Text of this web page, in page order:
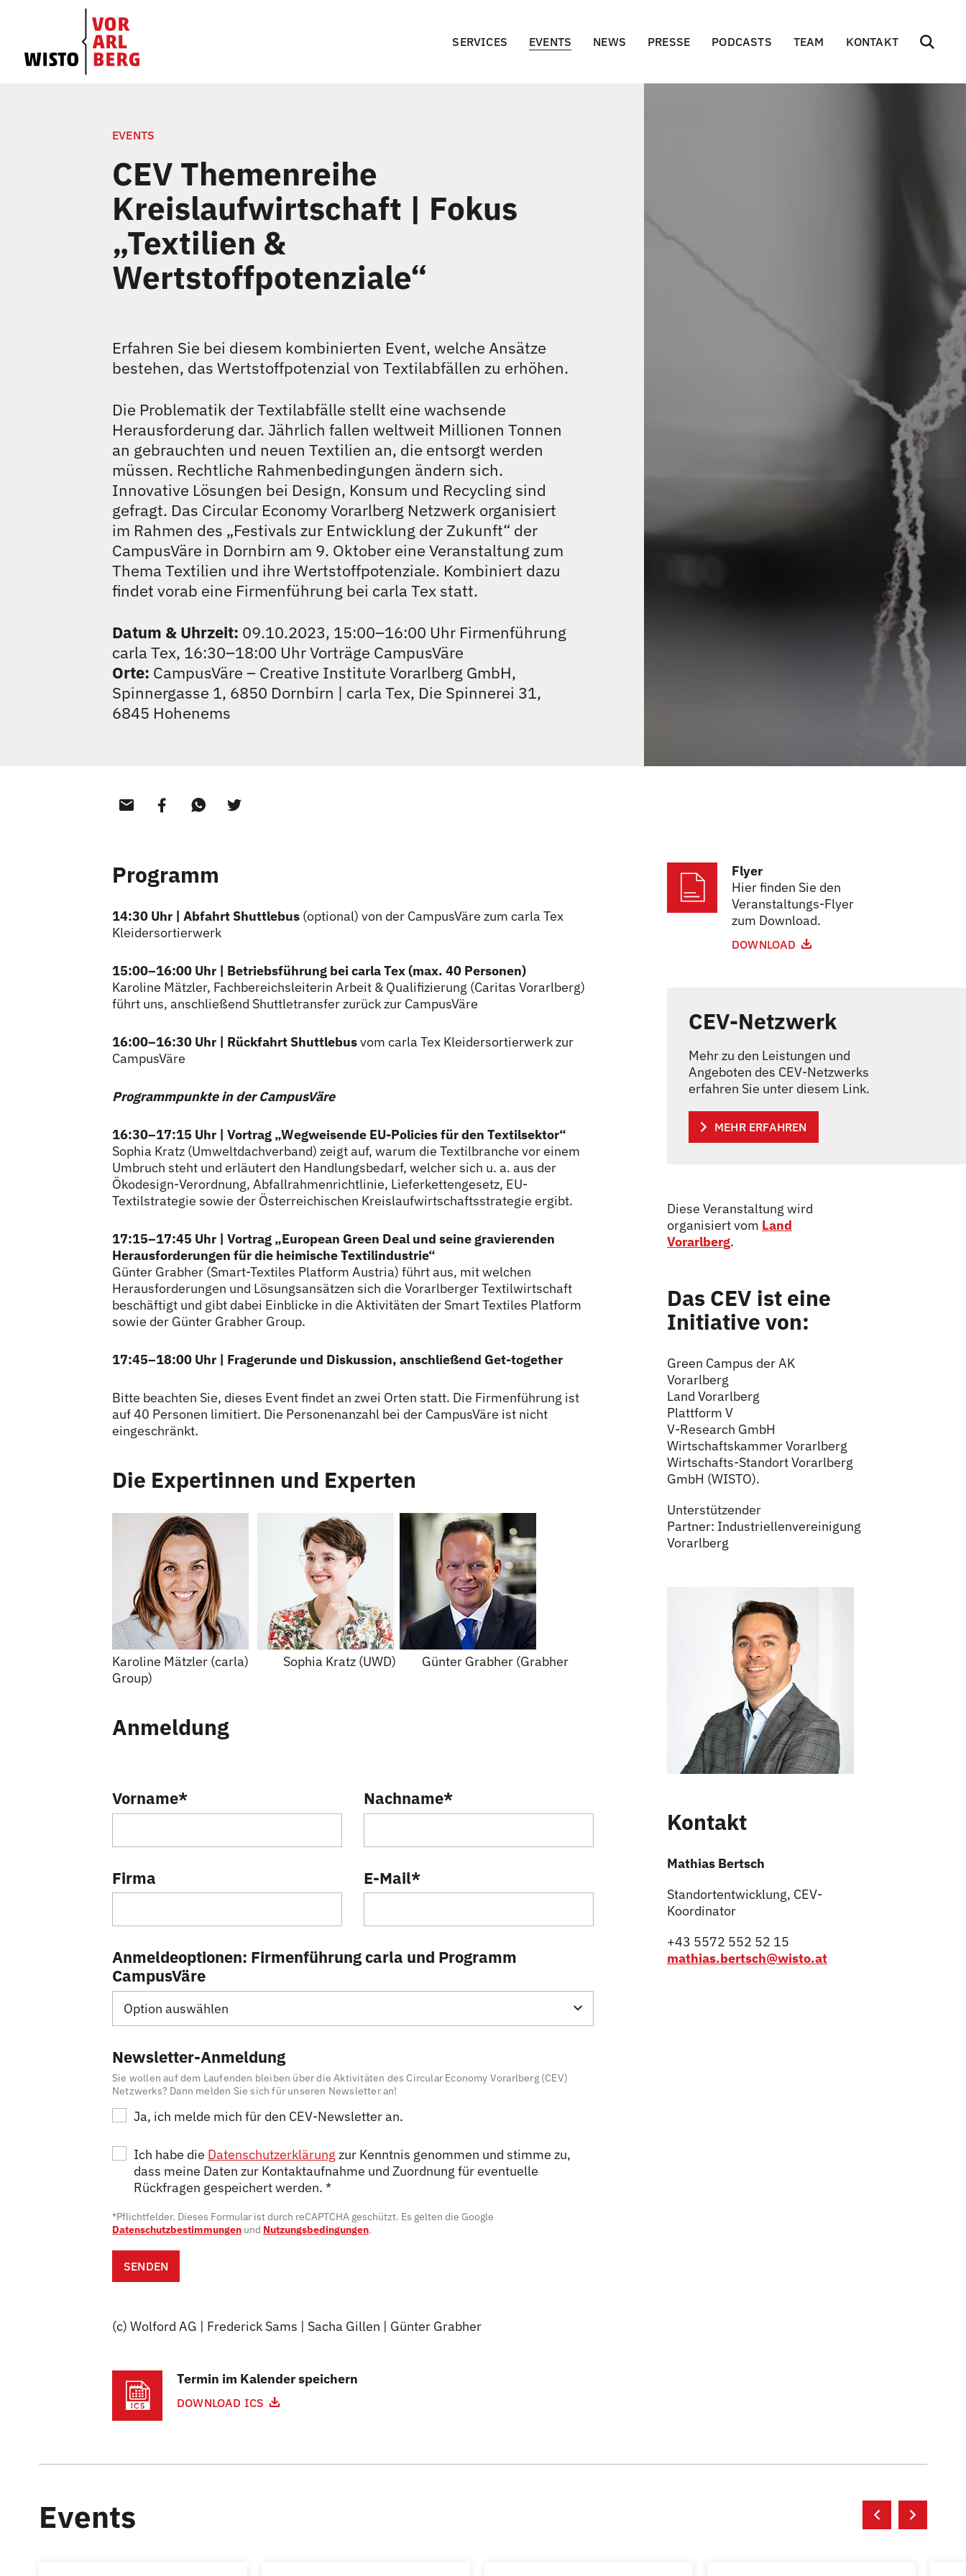
SERVICES EVENTS NEWS PRESSE PODCASTS TEAM KONTAKT
EVENTS
CEV Themenreihe
Kreislaufwirtschaft | Fokus
„Textilien &
Wertstoffpotenziale“
Erfahren Sie bei diesem kombinierten Event, welche Ansätze
bestehen, das Wertstoffpotenzial von Textilabfällen zu erhöhen.
Die Problematik der Textilabfälle stellt eine wachsende
Herausforderung dar. Jährlich fallen weltweit Millionen Tonnen
an gebrauchten und neuen Textilien an, die entsorgt werden
müssen. Rechtliche Rahmenbedingungen ändern sich.
Innovative Lösungen bei Design, Konsum und Recycling sind
gefragt. Das Circular Economy Vorarlberg Netzwerk organisiert
im Rahmen des „Festivals zur Entwicklung der Zukunft“ der
CampusVäre in Dornbirn am 9. Oktober eine Veranstaltung zum
Thema Textilien und ihre Wertstoffpotenziale. Kombiniert dazu
findet vorab eine Firmenführung bei carla Tex statt.
Datum & Uhrzeit: 09.10.2023, 15:00–16:00 Uhr Firmenführung
carla Tex, 16:30–18:00 Uhr Vorträge CampusVäre
Orte: CampusVäre – Creative Institute Vorarlberg GmbH,
Spinnergasse 1, 6850 Dornbirn | carla Tex, Die Spinnerei 31,
6845 Hohenems
Programm
14:30 Uhr | Abfahrt Shuttlebus (optional) von der CampusVäre zum carla Tex
Kleidersortierwerk
15:00–16:00 Uhr | Betriebsführung bei carla Tex (max. 40 Personen)
Karoline Mätzler, Fachbereichsleiterin Arbeit & Qualifizierung (Caritas Vorarlberg)
führt uns, anschließend Shuttletransfer zurück zur CampusVäre
16:00–16:30 Uhr | Rückfahrt Shuttlebusvom carla Tex Kleidersortierwerk zur
CampusVäre
Programmpunkte in der CampusVäre
16:30–17:15 Uhr | Vortrag „Wegweisende EU-Policies für den Textilsektor“
Sophia Kratz (Umweltdachverband) zeigt auf, warum die Textilbranche vor einem
Umbruch steht und erläutert den Handlungsbedarf, welcher sich u. a. aus der
Ökodesign-Verordnung, Abfallrahmenrichtlinie, Lieferkettengesetz, EU-
Textilstrategie sowie der Österreichischen Kreislaufwirtschaftsstrategie ergibt.
17:15–17:45 Uhr | Vortrag „European Green Deal und seine gravierenden
Herausforderungen für die heimische Textilindustrie“
Günter Grabher (Smart-Textiles Platform Austria) führt aus, mit welchen
Herausforderungen und Lösungsansätzen sich die Vorarlberger Textilwirtschaft
beschäftigt und gibt dabei Einblicke in die Aktivitäten der Smart Textiles Platform
sowie der Günter Grabher Group.
17:45–18:00 Uhr | Fragerunde und Diskussion, anschließend Get-together
Bitte beachten Sie, dieses Event findet an zwei Orten statt. Die Firmenführung ist
auf 40 Personen limitiert. Die Personenanzahl bei der CampusVäre ist nicht
eingeschränkt.
Die Expertinnen und Experten
Karoline Mätzler (carla) Sophia Kratz (UWD) Günter Grabher (Grabher
Group)
Anmeldung
Vorname* Nachname*
Firma E-Mail*
Anmeldeoptionen: Firmenführung carla und Programm
CampusVäre
Option auswählen
Newsletter-Anmeldung
Sie wollen auf dem Laufenden bleiben über die Aktivitäten des Circular Economy Vorarlberg (CEV)
Netzwerks? Dann melden Sie sich für unseren Newsletter an!
Ja, ich melde mich für den CEV-Newsletter an.
Ich habe die Datenschutzerklärung zur Kenntnis genommen und stimme zu,
dass meine Daten zur Kontaktaufnahme und Zuordnung für eventuelle
Rückfragen gespeichert werden. *
*Pflichtfelder. Dieses Formular ist durch reCAPTCHA geschützt. Es gelten die Google
Datenschutzbestimmungen und Nutzungsbedingungen.
SENDEN
(c) Wolford AG | Frederick Sams | Sacha Gillen | Günter Grabher
Termin im Kalender speichern
DOWNLOAD ICS
Flyer
Hier finden Sie den
Veranstaltungs-Flyer
zum Download.
DOWNLOAD
CEV-Netzwerk
Mehr zu den Leistungen und
Angeboten des CEV-Netzwerks
erfahren Sie unter diesem Link.
MEHR ERFAHREN
Diese Veranstaltung wird
organisiert vom Land
Vorarlberg.
Das CEV ist eine
Initiative von:
Green Campus der AK
Vorarlberg
Land Vorarlberg
Plattform V
V-Research GmbH
Wirtschaftskammer Vorarlberg
Wirtschafts-Standort Vorarlberg
GmbH (WISTO).
Unterstützender
Partner: Industriellenvereinigung
Vorarlberg
Kontakt
Mathias Bertsch
Standortentwicklung, CEV-
Koordinator
+43 5572 552 52 15
mathias.bertsch@wisto.at
Events